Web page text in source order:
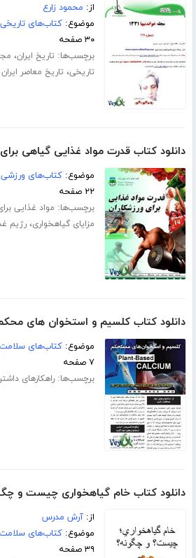
از: محمود زارع
موضوع:کتاب‌های تاریخی
۳۰ صفحه
برچسب‌ها: تاریخ ایران،
تاریخی، تاریخ معاصر ایران
دانلود کتاب قدرت مواد غذایی گیاهی
موضوع:کتاب‌های ورزشی
۲۲ صفحه
برچسب‌ها: مواد غذایی
مزایای گیاهخواری،رژیم
دانلود کتاب کلسیم و استخوان های
موضوع:کتاب‌های
۷ صفحه
برچسب‌ها:راهکارهای
دانلود کتاب خام گیاهخواری چیست و
از:آرش مدرس
موضوع:کتاب‌های
۳۹ صفحه